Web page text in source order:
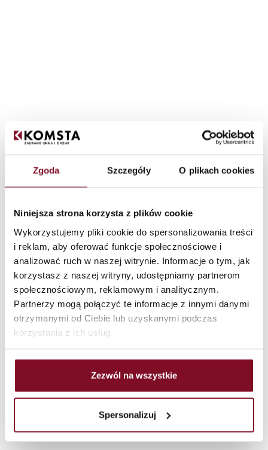
Zgoda Szczegóły O plikach cookies
Niniejsza strona korzysta z plików cookie
Wykorzystujemy pliki cookie do spersonalizowania treści
i reklam, aby oferować funkcje społecznościowe i
analizować ruch w naszej witrynie. Informacje o tym, jak
korzystasz z naszej witryny, udostępniamy partnerom
społecznościowym, reklamowym i analitycznym.
Partnerzy mogą połączyć te informacje z innymi danymi
otrzymanymi od Ciebie lub uzyskanymi podczas
korzystania z ich usług.
Zezwól na wszystkie
Spersonalizuj
Hlavní strana / Výrobky / Dveře